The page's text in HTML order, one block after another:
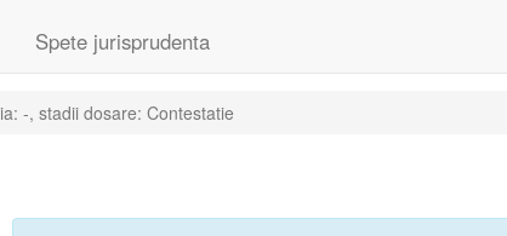
Spete jurisprudenta
-, stadii dosare: Contestatie